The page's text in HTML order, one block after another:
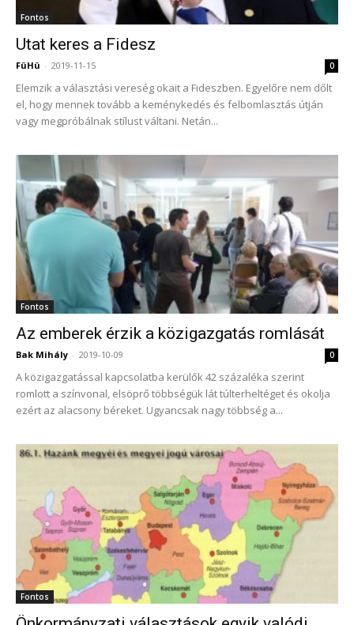
Fontos
Utat keres a Fidesz
FüHü - 2019-11-15 0
Elemzik a választási vereség okait a Fideszben. Egyelőre nem dőlt
el, hogy mennek tovább a keménykedés és felbomlasztás útján
vagy megpróbálnak stílust váltani. Netán...
Fontos
Az emberek érzik a közigazgatás romlását
Bak Mihály - 2019-10-09 0
A közigazgatással kapcsolatba kerülők 42 százaléka szerint
romlott a színvonal, elsöprő többségük lát túlterheltéget és okolja
ezért az alacsony béreket. Ugyancsak nagy többség a...
Fontos